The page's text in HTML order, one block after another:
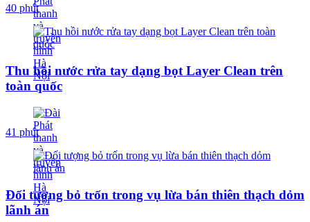
40 phút
Thu hồi nước rửa tay dạng bọt Layer Clean trên
toàn quốc
41 phút
Đối tượng bỏ trốn trong vụ lừa bán thiên thạch dỏm
lãnh án